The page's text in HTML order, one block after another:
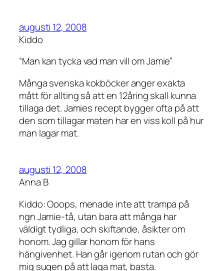
augusti 12, 2008
Kiddo
“Man kan tycka vad man vill om Jamie”
Många svenska kokböcker anger exakta
mått för allting så att en 12åring skall kunna
tillaga det. Jamies recept bygger ofta på att
den som tillagar maten har en viss koll på hur
man lagar mat.
augusti 12, 2008
Anna B
Kiddo: Ooops, menade inte att trampa på
ngn Jamie-tå, utan bara att många har
väldigt tydliga, och skiftande, åsikter om
honom. Jag gillar honom för hans
hängivenhet. Han går igenom rutan och gör
mig sugen på att laga mat, basta.